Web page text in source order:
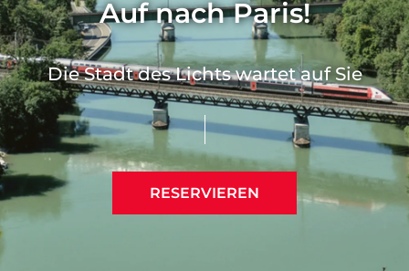
Auf nach Paris!
Die Stadt des Lichts wartet auf Sie
RESERVIEREN